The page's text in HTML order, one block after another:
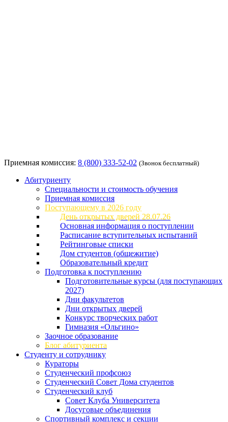
Приемная комиссия: 8 (800) 333-52-02 (Звонок бесплатный)
Абитуриенту
Специальности и стоимость обучения
Приемная комиссия
Поступающему в 2026 году
День открытых дверей 28.07.26
Основная информация о поступлении
Расписание вступительных испытаний
Рейтинговые списки
Дом студентов (общежитие)
Образовательный кредит
Подготовка к поступлению
Подготовительные курсы (для поступающих
2027)
Дни факультетов
Дни открытых дверей
Конкурс творческих работ
Гимназия «Ольгино»
Заочное образование
Блог абитуриента
Студенту и сотруднику
Кураторы
Студенческий профсоюз
Студенческий Совет Дома студентов
Студенческий клуб
Совет Клуба Университета
Досуговые объединения
Спортивный комплекс и секции